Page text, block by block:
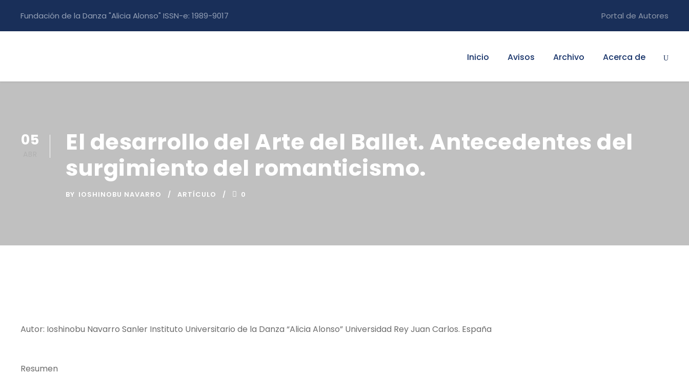
Fundación de la Danza "Alicia Alonso" ISSN-e: 1989-9017 Portal de Autores
Inicio Avisos Archivo Acerca de
05
El desarrollo del Arte del Ballet. Antecedentes del
surgimiento del romanticismo.
BY IOSHINOBU NAVARRO ARTÍCULO 0
Autor: Ioshinobu Navarro Sanler Instituto Universitario de la Danza “Alicia Alonso” Universidad Rey Juan Carlos. España
Resumen